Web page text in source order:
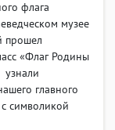
флага
музее
прошел
«Флаг Родины
главного
символикой